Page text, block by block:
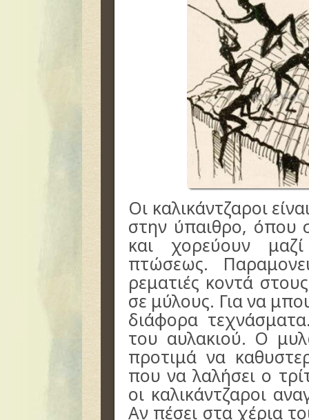
Οι καλικάντζαροι
στην ύπαιθρο, όπου
και χορεύουν
πτώσεως.
ρεματιές κοντά
σε μύλους. Για να
διάφορα
του αυλακιού. Ο
προτιμά να
που να λαλήσει ο
οι καλικάντζαροι
Αν πέσει στα χέρια